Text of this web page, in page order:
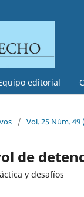
editorial
/ Vol. 25 Núm. 49
de
y desafíos